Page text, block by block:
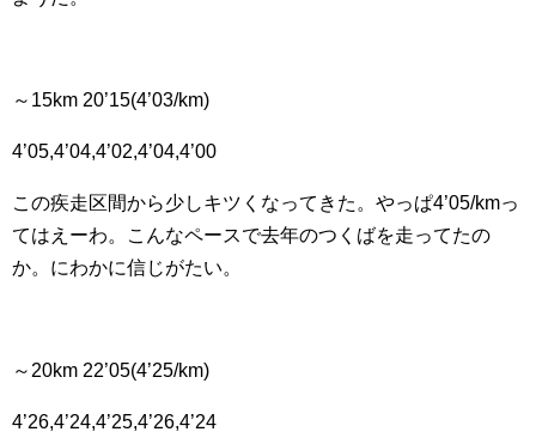
～15km 20’15(4’03/km)
4’05,4’04,4’02,4’04,4’00
この疾走区間から少しキツくなってきた。やっぱ4’05/kmっ
てはえーわ。こんなペースで去年のつくばを走ってたの
か。にわかに信じがたい。
～20km 22’05(4’25/km)
4’26,4’24,4’25,4’26,4’24